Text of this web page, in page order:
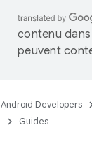
contenu
peuvent
Android Developers
Guides